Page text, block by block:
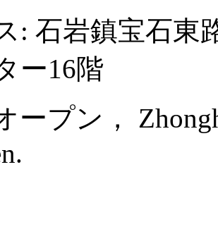
: 石岩鎮宝石東
ー16階
ープン，